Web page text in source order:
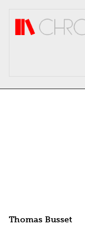
Thomas Busset